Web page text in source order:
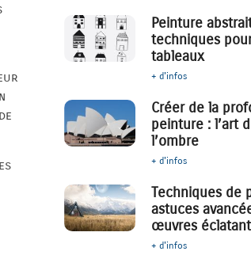
Peinture
techniques
tableaux
+ d'infos
Créer de la
peinture : l’art
l’ombre
+ d'infos
Techniques de
astuces
œuvres
+ d'infos